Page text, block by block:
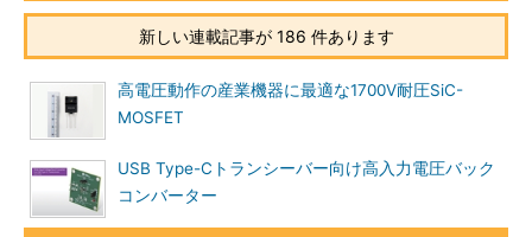
新しい連載記事が 186 件あります
高電圧動作の産業機器に最適な1700V耐圧SiC-
MOSFET
USB Type-Cトランシーバー向け高入力電圧バック
コンバーター